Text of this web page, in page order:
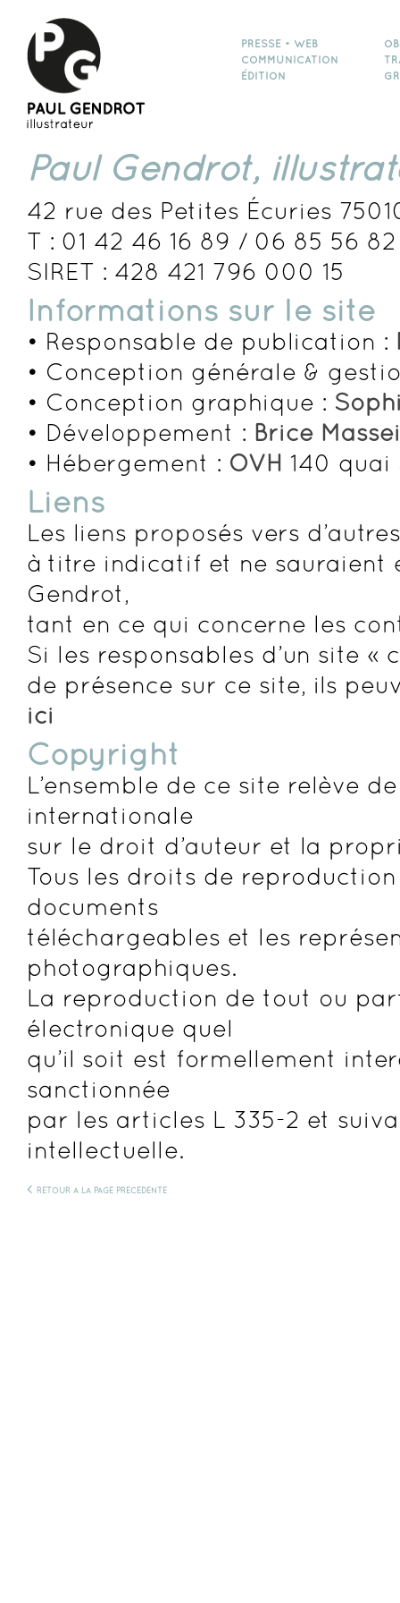
PRESSE • WEB
COMMUNICATION
ÉDITION
Paul Gendrot,
42 rue des Petites Écuries
T : 01 42 46 16 89 / 06 85 56
SIRET : 428 421 796 000 15
Informations sur le site
• Responsable de publication :
• Conception générale &
• Conception graphique :
• Développement : Brice
• Hébergement : OVH 140
Liens
Les liens proposés vers
à titre indicatif et ne sauraient
Gendrot,
tant en ce qui concerne les
Si les responsables d’un site
de présence sur ce site, ils
ici
Copyright
L’ensemble de ce site relève
internationale
sur le droit d’auteur et la
Tous les droits de
documents
téléchargeables et les
photographiques.
La reproduction de tout ou
électronique quel
qu’il soit est formellement
sanctionnée
par les articles L 335-2 et
intellectuelle.
< RETOUR À LA PAGE PRÉCÉDENTE